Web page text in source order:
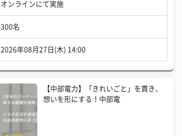
オンラインにて実施
300名
2026年08月27日(木) 14:00
【中部電力】「きれいごと」を貫き、
想いを形にする！中部電